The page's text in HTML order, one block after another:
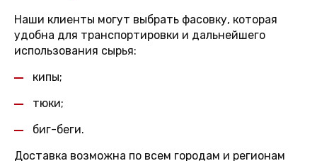
Наши клиенты могут выбрать фасовку, которая
удобна для транспортировки и дальнейшего
использования сырья:
кипы;
тюки;
биг-беги.
Доставка возможна по всем городам и регионам